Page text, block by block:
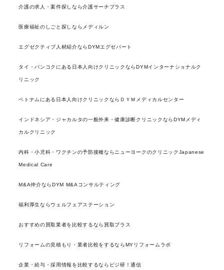
介護の求人・案件探しなら介護サーチプラス
医療福祉のしごと探しならメディルン
エグゼクティブ人材紹介ならDYMエグゼパート
タイ・バンコクにある日本人向けクリニックならDYMインターナショナルク
リニック
ベトナムにある日本人向けクリニックならＤＹＭメディカルセンター
インドネシア・ジャカルタの一般外来・健康診断クリニックならDYMメディ
カルクリニック
内科・小児科・ワクチンの予防接種ならニューヨークのクリニックJapanese
Medical Care
M&A仲介ならDYM M&Aコンサルティング
福利厚生ならウェルフェアステーション
おすすめの買取業者を比較するなら買取プラス
リフォームの見積もり・業者比較をするならMYリフォームラボ
企業・給与・採用情報を比較するならビジ研！通信